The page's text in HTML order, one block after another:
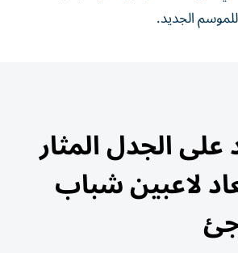
الجديد.
على الجدل المثار
لاعبين شباب